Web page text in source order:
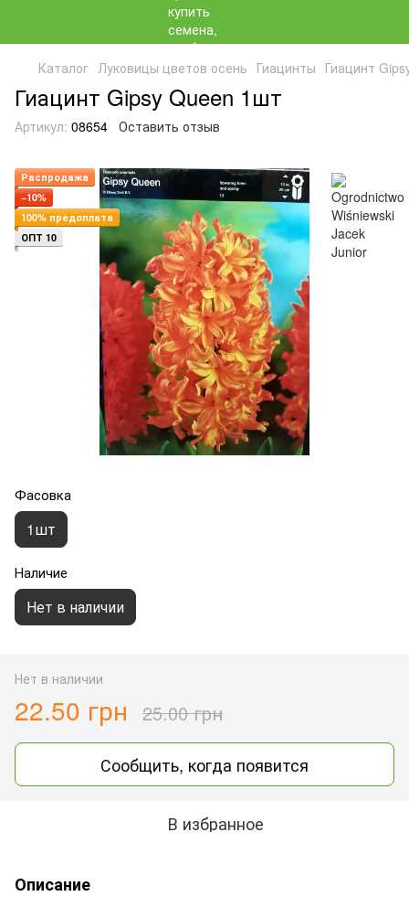
Каталог Луковицы цветов осень Гиацинты Гиацинт
Гиацинт Gipsy Queen 1шт
Артикул: 08654 Оставить отзыв
Распродажа
−10%
100% предоплата
ОПТ 10
Фасовка
1шт
Наличие
Нет в наличии
Нет в наличии
22.50 грн 25.00 грн
Сообщить, когда появится
В избранное
Описание